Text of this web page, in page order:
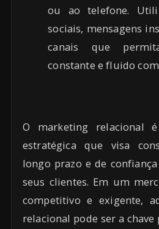
ou ao telefone.
sociais, mensagens
canais que
constante e fluido
O marketing relacional
estratégica que visa
longo prazo e de
seus clientes. Em um
competitivo e exigente,
relacional pode ser a